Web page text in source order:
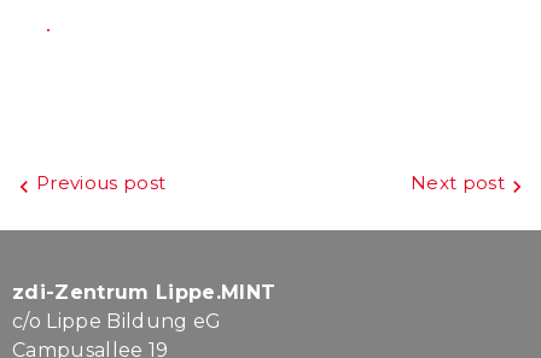
Beitragsnavigation
Previous post Next post
zdi-Zentrum Lippe.MINT
c/o Lippe Bildung eG
Campusallee 19